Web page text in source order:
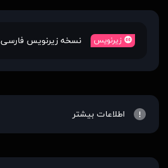
زیرنویس نسخه زیرنویس فارسی
اطلاعات بیشتر